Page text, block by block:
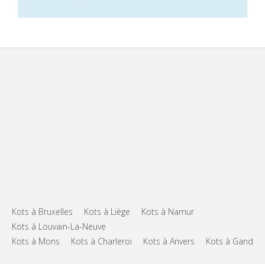
Kots à Bruxelles Kots à Liège
Kots à Namur
Kots à Louvain-La-Neuve
Kots à Mons
Kots à Charleroi Kots à Anvers Kots à Gand